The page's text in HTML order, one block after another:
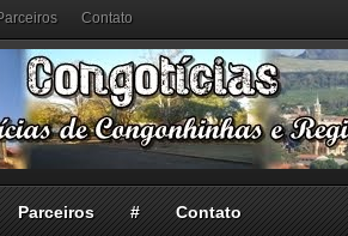
Contato
Parceiros # Contato